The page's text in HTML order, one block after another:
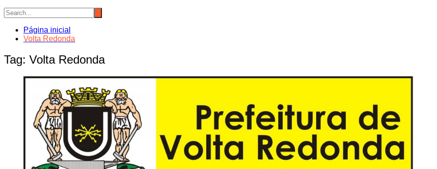
Página inicial
Volta Redonda
Tag: Volta Redonda